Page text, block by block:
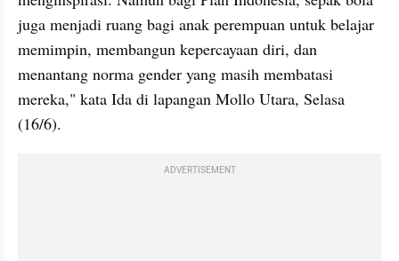
juga menjadi ruang bagi anak perempuan untuk belajar
memimpin, membangun kepercayaan diri, dan
menantang norma gender yang masih membatasi
mereka," kata Ida di lapangan Mollo Utara, Selasa
(16/6).
ADVERTISEMENT